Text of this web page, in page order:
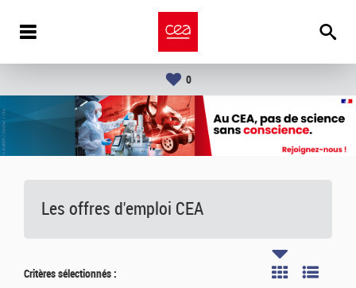
0
Les offres d'emploi CEA
Critères sélectionnés :